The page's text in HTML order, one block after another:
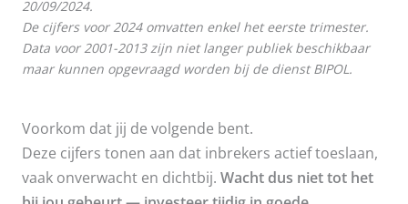
20/09/2024.
De cijfers voor 2024 omvatten enkel het eerste trimester.
Data voor 2001-2013 zijn niet langer publiek beschikbaar
maar kunnen opgevraagd worden bij de dienst BIPOL.
Voorkom dat jij de volgende bent.
Deze cijfers tonen aan dat inbrekers actief toeslaan,
vaak onverwacht en dichtbij. Wacht dus niet tot het